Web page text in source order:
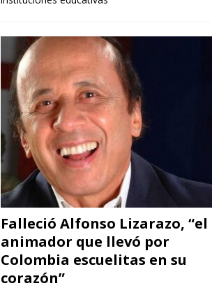
Falleció Alfonso Lizarazo, “el
animador que llevó por
Colombia escuelitas en su
corazón”